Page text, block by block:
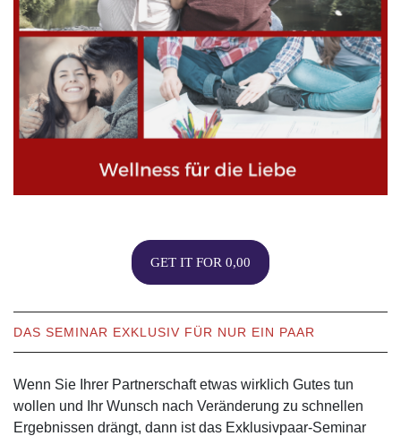
GET IT FOR 0,00
DAS SEMINAR EXKLUSIV FÜR NUR EIN PAAR
Wenn Sie Ihrer Partnerschaft etwas wirklich Gutes tun
wollen und Ihr Wunsch nach Veränderung zu schnellen
Ergebnissen drängt, dann ist das Exklusivpaar-Seminar